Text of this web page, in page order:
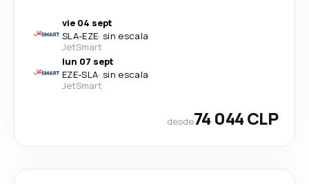
vie 04 sept
SLA-EZE· sin escala
JetSmart
lun 07 sept
EZE-SLA· sin escala
JetSmart
desde74 044 CLP